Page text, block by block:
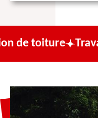
Travaux de